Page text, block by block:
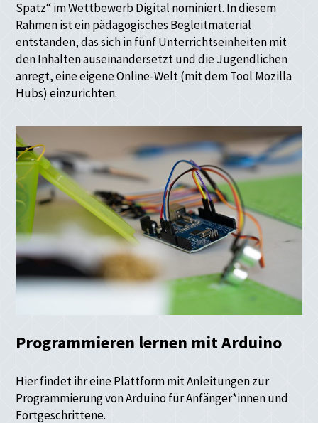
Spatz“ im Wettbewerb Digital nominiert. In diesem
Rahmen ist ein pädagogisches Begleitmaterial
entstanden, das sich in fünf Unterrichtseinheiten mit
den Inhalten auseinandersetzt und die Jugendlichen
anregt, eine eigene Online-Welt (mit dem Tool Mozilla
Hubs) einzurichten.
Programmieren lernen mit Arduino
Hier findet ihr eine Plattform mit Anleitungen zur
Programmierung von Arduino für Anfänger*innen und
Fortgeschrittene.